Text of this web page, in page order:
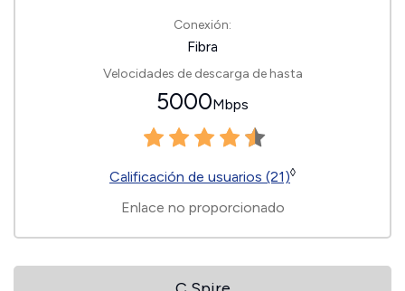
Conexión:
Fibra
Velocidades de descarga de hasta
5000Mbps
Calificación de usuarios (21)◊
Enlace no proporcionado